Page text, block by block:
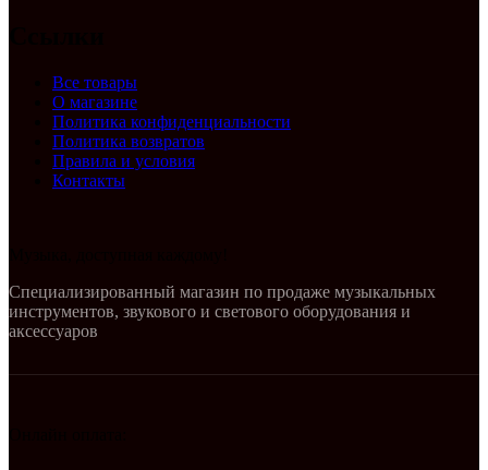
Все товары
О магазине
Политика конфиденциальности
Политика возвратов
Правила и условия
Контакты
Специализированный магазин по продаже музыкальных
инструментов, звукового и светового оборудования и
аксессуаров